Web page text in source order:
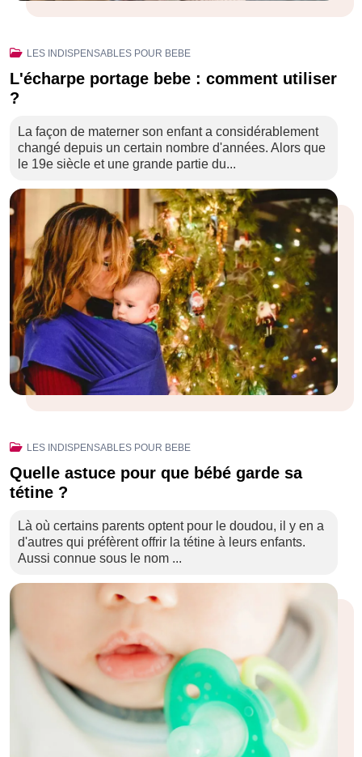
LES INDISPENSABLES POUR BEBE
L'écharpe portage bebe : comment utiliser
?
La façon de materner son enfant a considérablement
changé depuis un certain nombre d'années. Alors que
le 19e siècle et une grande partie du...
LES INDISPENSABLES POUR BEBE
Quelle astuce pour que bébé garde sa
tétine ?
Là où certains parents optent pour le doudou, il y en a
d'autres qui préfèrent offrir la tétine à leurs enfants.
Aussi connue sous le nom ...